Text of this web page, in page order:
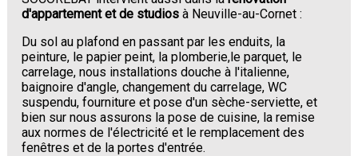
d'appartement et de studios à Neuville-au-Cornet :
Du sol au plafond en passant par les enduits, la
peinture, le papier peint, la plomberie,le parquet, le
carrelage, nous installations douche à l'italienne,
baignoire d'angle, changement du carrelage, WC
suspendu, fourniture et pose d'un sèche-serviette, et
bien sur nous assurons la pose de cuisine, la remise
aux normes de l'électricité et le remplacement des
fenêtres et de la portes d'entrée.